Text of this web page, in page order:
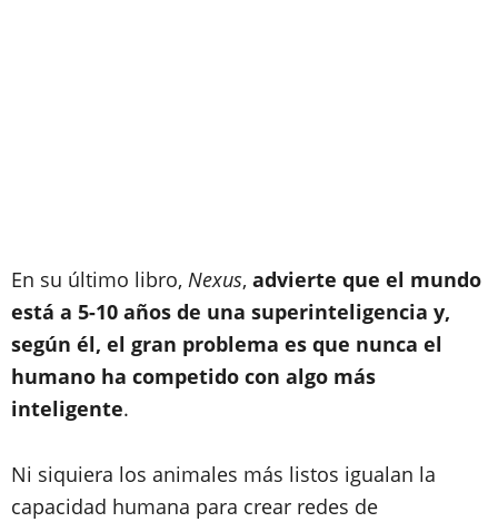
En su último libro, Nexus, advierte que el mundo
está a 5-10 años de una superinteligencia y,
según él, el gran problema es que nunca el
humano ha competido con algo más
inteligente.
Ni siquiera los animales más listos igualan la
capacidad humana para crear redes de